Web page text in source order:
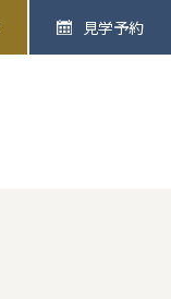
見学予約
見学予約